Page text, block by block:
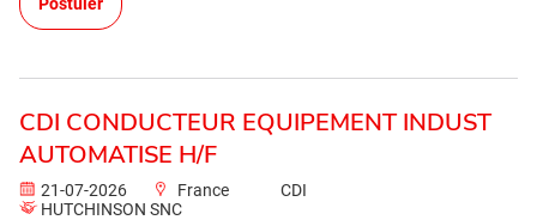
CDI CONDUCTEUR EQUIPEMENT INDUST
AUTOMATISE H/F
21-07-2026 France
CDI
HUTCHINSON SNC